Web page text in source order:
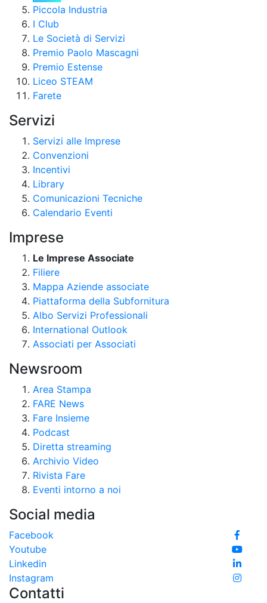
Piccola Industria
I Club
Le Società di Servizi
Premio Paolo Mascagni
Premio Estense
Liceo STEAM
Farete
Servizi
Servizi alle Imprese
Convenzioni
Incentivi
Library
Comunicazioni Tecniche
Calendario Eventi
Imprese
Le Imprese Associate
Filiere
Mappa Aziende associate
Piattaforma della Subfornitura
Albo Servizi Professionali
International Outlook
Associati per Associati
Newsroom
Area Stampa
FARE News
Fare Insieme
Podcast
Diretta streaming
Archivio Video
Rivista Fare
Eventi intorno a noi
Social media
Facebook
Youtube
Linkedin
Instagram
Contatti